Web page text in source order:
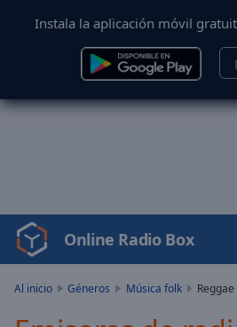
Instala la aplicación móvil
Video
Player
Online Radio Box
Al inicio Géneros Música folk Reggae